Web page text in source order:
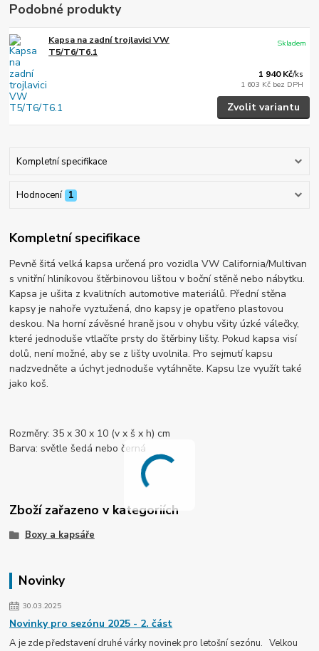
Novinky
30.03.2025
Novinky pro sezónu 2025 - 2. část
A je zde představení druhé várky novinek pro letošní sezónu. Velkou
Podobné produkty
Kapsa na zadní trojlavici VW
T5/T6/T6.1
1 940 Kč/ks
1 603 Kč bez DPH
Skladem
Zvolit variantu
Kompletní specifikace
Hodnocení 1
Kompletní specifikace
Pevně šitá velká kapsa určená pro vozidla VW California/Multivan
s vnitřní hliníkovou štěrbinovou lištou v boční stěně nebo nábytku.
Kapsa je ušita z kvalitních automotive materiálů. Přední stěna
kapsy je nahoře vyztužená, dno kapsy je opatřeno plastovou
deskou. Na horní závěsné hraně jsou v ohybu všity úzké válečky,
které jednoduše vtlačíte prsty do štěrbiny lišty. Pokud kapsa visí
dolů, není možné, aby se z lišty uvolnila. Pro sejmutí kapsu
nadzvedněte a úchyt jednoduše vytáhněte. Kapsu lze využít také
jako koš.
Rozměry: 35 x 30 x 10 (v x š x h) cm
Barva: světle šedá nebo černá
Zboží zařazeno v kategoriích
Boxy a kapsáře